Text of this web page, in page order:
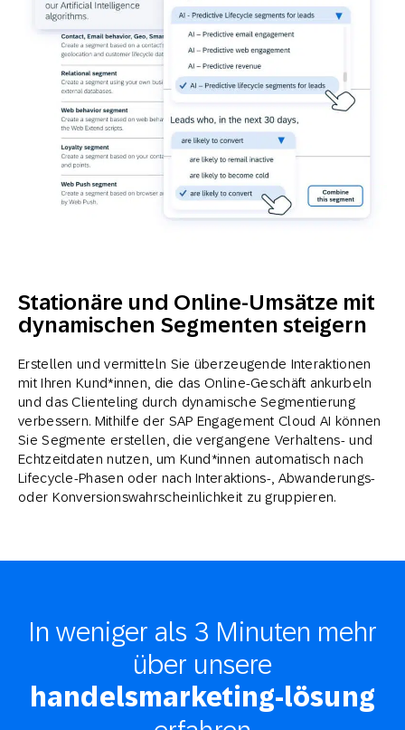
Stationäre und Online-Umsätze mit
dynamischen Segmenten steigern
Erstellen und vermitteln Sie überzeugende Interaktionen
mit Ihren Kund*innen, die das Online-Geschäft ankurbeln
und das Clienteling durch dynamische Segmentierung
verbessern. Mithilfe der SAP Engagement Cloud AI können
Sie Segmente erstellen, die vergangene Verhaltens- und
Echtzeitdaten nutzen, um Kund*innen automatisch nach
Lifecycle-Phasen oder nach Interaktions-, Abwanderungs-
oder Konversionswahrscheinlichkeit zu gruppieren.
In weniger als 3 Minuten mehr
über unsere
handelsmarketing-lösung